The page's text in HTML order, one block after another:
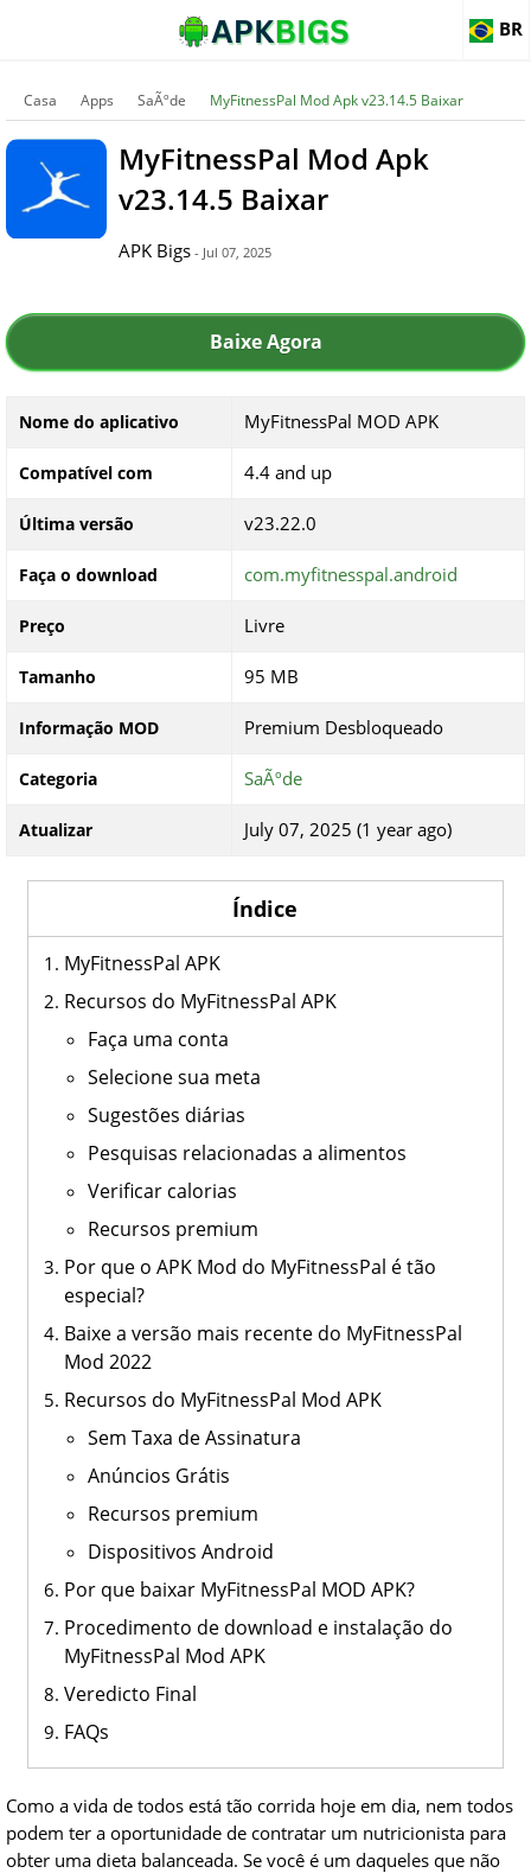
BR
Casa Apps SaÃºde MyFitnessPal Mod Apk v23.14.5 Baixar
MyFitnessPal Mod Apk
v23.14.5 Baixar
APK Bigs - Jul 07, 2025
Baixe Agora
Nome do aplicativo MyFitnessPal MOD APK
Compatível com 4.4 and up
Última versão v23.22.0
Faça o download com.myfitnesspal.android
Preço Livre
Tamanho 95 MB
Informação MOD Premium Desbloqueado
Categoria SaÃºde
Atualizar July 07, 2025 (1 year ago)
Índice
MyFitnessPal APK
Recursos do MyFitnessPal APK
Faça uma conta
Selecione sua meta
Sugestões diárias
Pesquisas relacionadas a alimentos
Verificar calorias
Recursos premium
Por que o APK Mod do MyFitnessPal é tão
especial?
Baixe a versão mais recente do MyFitnessPal
Mod 2022
Recursos do MyFitnessPal Mod APK
Sem Taxa de Assinatura
Anúncios Grátis
Recursos premium
Dispositivos Android
Por que baixar MyFitnessPal MOD APK?
Procedimento de download e instalação do
MyFitnessPal Mod APK
Veredicto Final
FAQs
Como a vida de todos está tão corrida hoje em dia, nem todos
podem ter a oportunidade de contratar um nutricionista para
obter uma dieta balanceada. Se você é um daqueles que não